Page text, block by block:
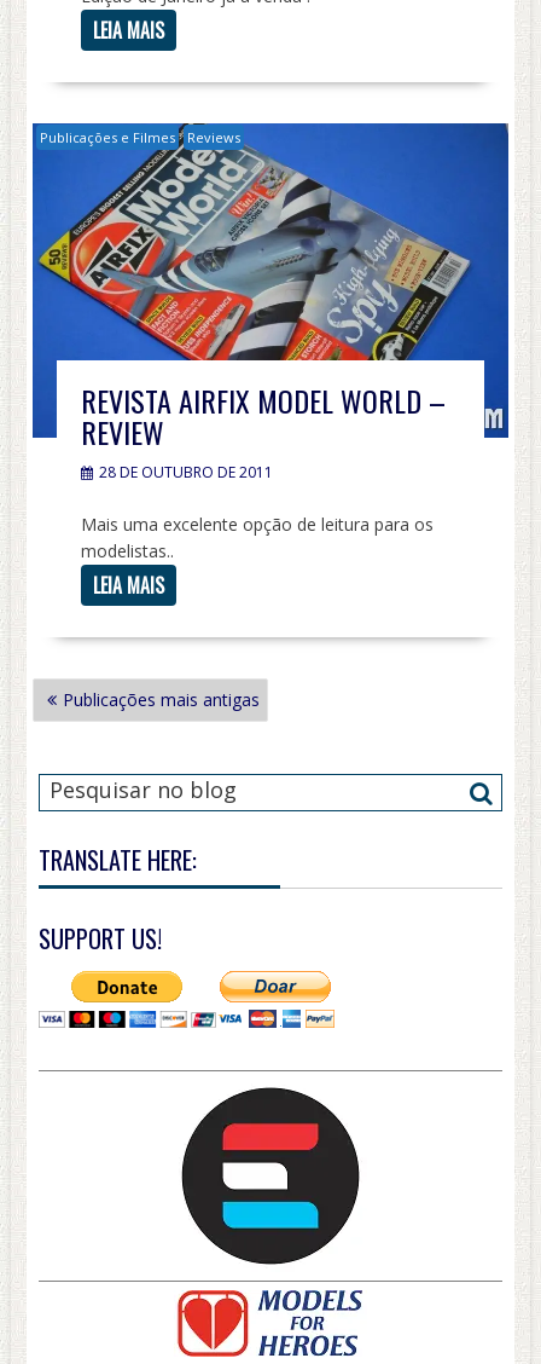
LEIA MAIS
Publicações e Filmes Reviews
REVISTA AIRFIX MODEL WORLD –
REVIEW
28 DE OUTUBRO DE 2011
Mais uma excelente opção de leitura para os
modelistas..
LEIA MAIS
NAVEGAÇÃO
PORPublicações mais antigas
TRANSLATE HERE:
SUPPORT US!